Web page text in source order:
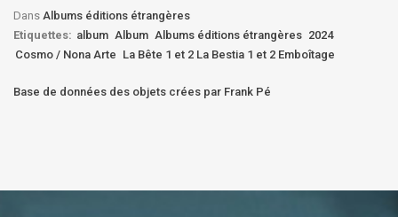
Dans Albums éditions étrangères
Etiquettes: album Album Albums éditions étrangères 2024
Cosmo / Nona Arte La Bête 1 et 2 La Bestia 1 et 2 Emboîtage
Base de données des objets crées par Frank Pé